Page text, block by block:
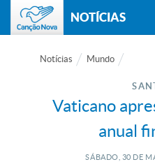
NOTÍCIAS
Notícias Mundo
Vaticano
anual
SÁBADO, 30 DE